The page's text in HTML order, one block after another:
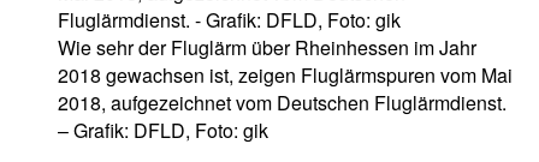
Wie sehr der Fluglärm über Rheinhessen im Jahr
2018 gewachsen ist, zeigen Fluglärmspuren vom Mai
2018, aufgezeichnet vom Deutschen Fluglärmdienst.
– Grafik: DFLD, Foto: gik